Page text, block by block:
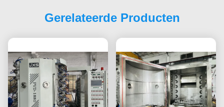
Gerelateerde Producten